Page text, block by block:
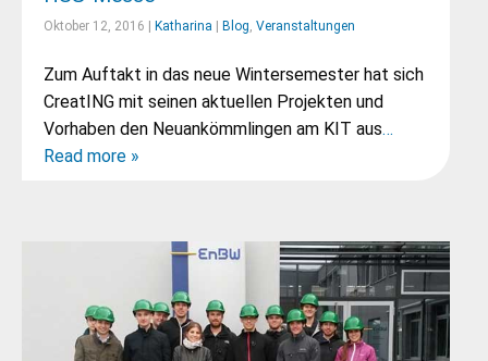
Oktober 12, 2016 | Katharina Blog, Veranstaltungen
Zum Auftakt in das neue Wintersemester hat sich
CreatING mit seinen aktuellen Projekten und
Vorhaben den Neuankömmlingen am KIT aus…
Read more »